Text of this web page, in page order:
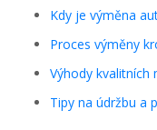
Kdy je výměna
Proces výměny
Výhody kvalitních
Tipy na údržbu a